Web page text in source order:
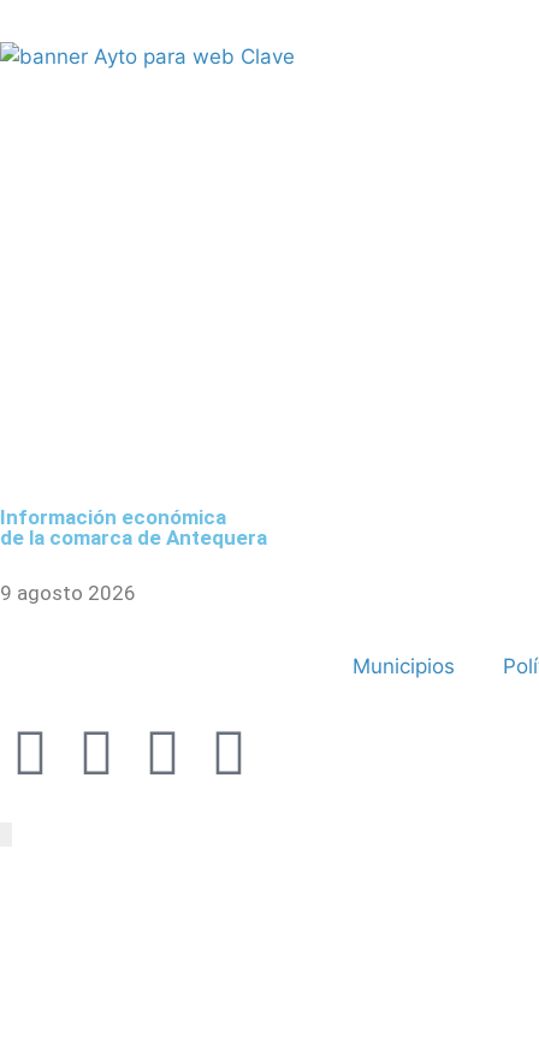
Información económica
de la comarca de Antequera
9 agosto 2026
Municipios